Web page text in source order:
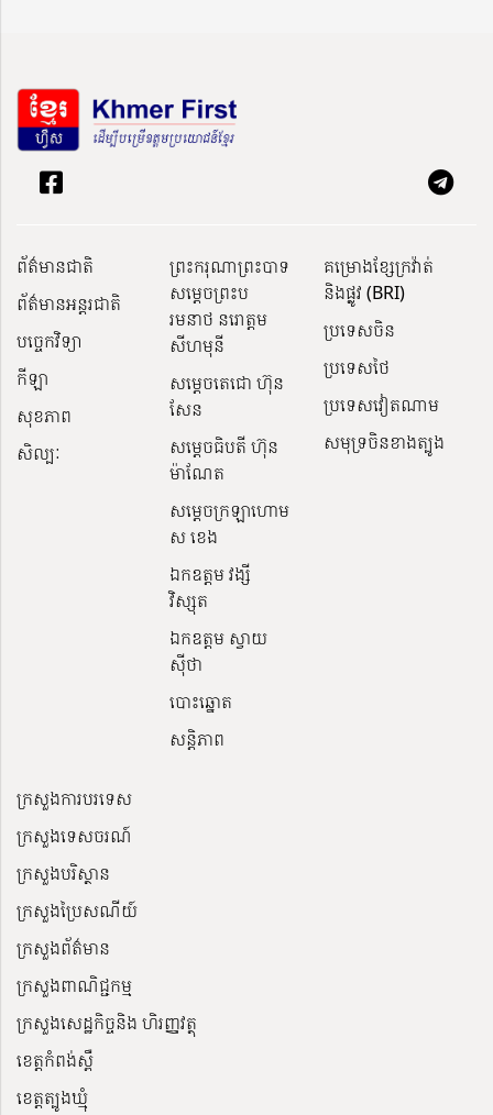
ព័ត៌មានជាតិ
ព័ត៌មានអន្តរជាតិ
បច្ចេកវិទ្យា
កីឡា
សុខភាព
សិល្បៈ
ព្រះករុណាព្រះបាទ
សម្តេចព្រះប
រមនាថ នរោត្តម
សីហមុនី
សម្តេចតេជោ ហ៊ុន
សែន
សម្ដេចធិបតី ហ៊ុន
ម៉ាណែត
សម្ដេចក្រឡាហោម
ស ខេង
ឯកឧត្តម វង្សី
វិស្សុត
ឯកឧត្តម ស្វាយ
ស៊ីថា
បោះឆ្នោត
សន្តិភាព
គម្រោងខ្សែក្រវ៉ាត់
និងផ្លូវ (BRI)
ប្រទេសចិន
ប្រទេសថៃ
ប្រទេសវៀតណាម
សមុទ្រចិនខាងត្បូង
ក្រសួងការបរទេស
ក្រសួងទេសចរណ៍
ក្រសួងបរិស្ថាន
ក្រសួងប្រៃសណីយ៍
ក្រសួងព័ត៌មាន
ក្រសួងពាណិជ្ជកម្ម
ក្រសួងសេដ្ឋកិច្ចនិង ហិរញ្ញវត្ថុ
ខេត្តកំពង់ស្ពឺ
ខេត្តត្បូងឃ្មុំ